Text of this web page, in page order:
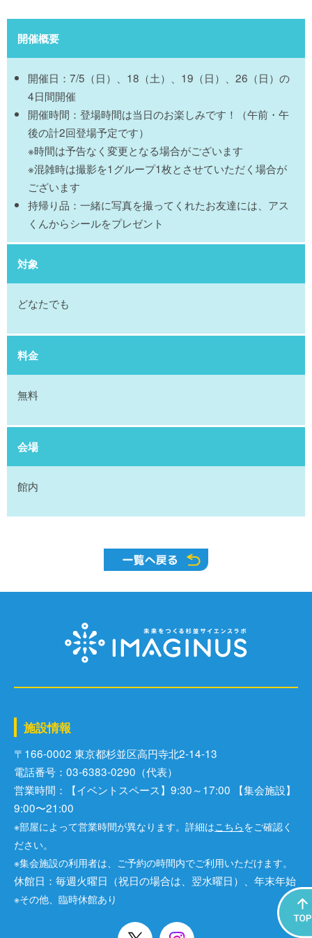
開催概要
開催日：7/5（日）、18（土）、19（日）、26（日）の
4日間開催
開催時間：登場時間は当日のお楽しみです！（午前・午
後の計2回登場予定です）
※時間は予告なく変更となる場合がございます
※混雑時は撮影を1グループ1枚とさせていただく場合が
ございます
持帰り品：一緒に写真を撮ってくれたお友達には、アス
くんからシールをプレゼント
対象
どなたでも
料金
無料
会場
館内
施設情報
〒166-0002 東京都杉並区⾼円寺北2-14-13
電話番号：03-6383-0290（代表）
営業時間：【イベントスペース】9:30～17:00 【集会施設】
9:00〜21:00
※部屋によって営業時間が異なります。詳細はこちらをご確認く
ださい。
※集会施設の利用者は、ご予約の時間内でご利用いただけます。
休館日：毎週火曜日（祝日の場合は、翌水曜日）、年末年始
※その他、臨時休館あり